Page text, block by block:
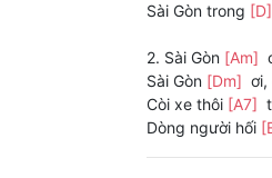
Sài Gòn trong [D]
2. Sài Gòn [Am]
Sài Gòn [Dm] ơi,
Còi xe thôi [A7]
Dòng người hối